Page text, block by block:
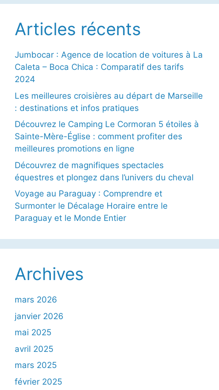
Articles récents
Jumbocar : Agence de location de voitures à La
Caleta – Boca Chica : Comparatif des tarifs
2024
Les meilleures croisières au départ de Marseille
: destinations et infos pratiques
Découvrez le Camping Le Cormoran 5 étoiles à
Sainte-Mère-Église : comment profiter des
meilleures promotions en ligne
Découvrez de magnifiques spectacles
équestres et plongez dans l’univers du cheval
Voyage au Paraguay : Comprendre et
Surmonter le Décalage Horaire entre le
Paraguay et le Monde Entier
Archives
mars 2026
janvier 2026
mai 2025
avril 2025
mars 2025
février 2025